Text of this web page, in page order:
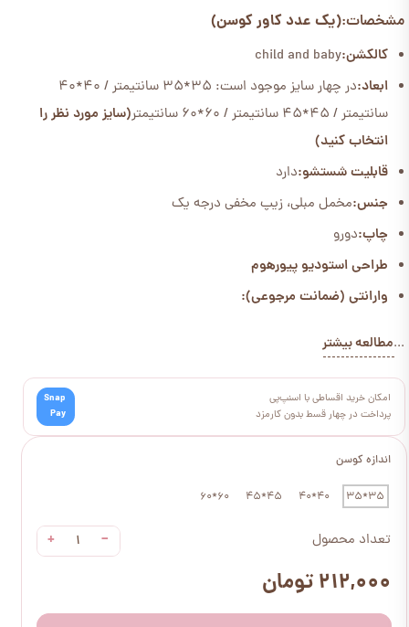
اندازه کوسن
35*35
40*40
45*45
60*60
تعداد محصول −
+
۲۱۲,۰۰۰ تومان
مشخصات:(یک عدد کاور کوسن)
کالکشن:child and baby
ابعاد:
در چهار سایز موجود است: 35*35 سانتیمتر / 40*40
سانتیمتر / 45*45 سانتیمتر / 60*60 سانتیمتر
(سایز مورد نظر را
انتخاب کنید)
قابلیت شستشو:دارد
جنس:مخمل مبلی، زیپ مخفی درجه یک
چاپ:دورو
طراحی استودیو پیورهوم
وارانتی (ضمانت مرجوعی):
...مطالعه بیشتر
امکان خرید اقساطی با اسنپ‌پی
پرداخت در چهار قسط بدون کارمزد
Snap
Pay